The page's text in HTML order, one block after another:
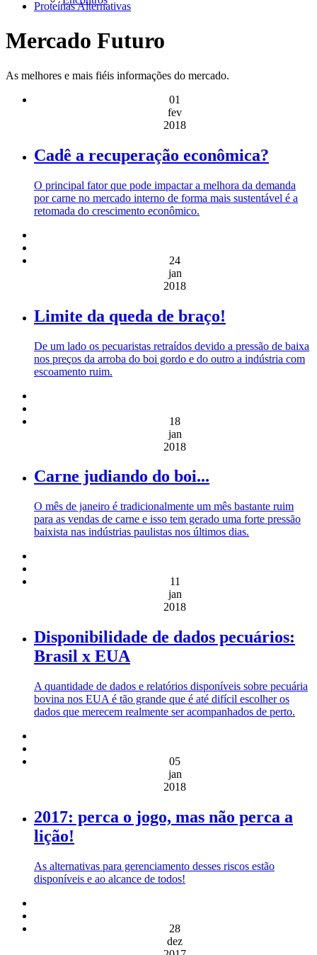
Proteínas Alternativas
Mercado Futuro
As melhores e mais fiéis informações do mercado.
01
fev
2018
Cadê a recuperação econômica?
O principal fator que pode impactar a melhora da demanda
por carne no mercado interno de forma mais sustentável é a
retomada do crescimento econômico.
24
jan
2018
Limite da queda de braço!
De um lado os pecuaristas retraídos devido a pressão de baixa
nos preços da arroba do boi gordo e do outro a indústria com
escoamento ruim.
18
jan
2018
Carne judiando do boi...
O mês de janeiro é tradicionalmente um mês bastante ruim
para as vendas de carne e isso tem gerado uma forte pressão
baixista nas indústrias paulistas nos últimos dias.
11
jan
2018
Disponibilidade de dados pecuários:
Brasil x EUA
A quantidade de dados e relatórios disponíveis sobre pecuária
bovina nos EUA é tão grande que é até difícil escolher os
dados que merecem realmente ser acompanhados de perto.
05
jan
2018
2017: perca o jogo, mas não perca a
lição!
As alternativas para gerenciamento desses riscos estão
disponíveis e ao alcance de todos!
28
dez